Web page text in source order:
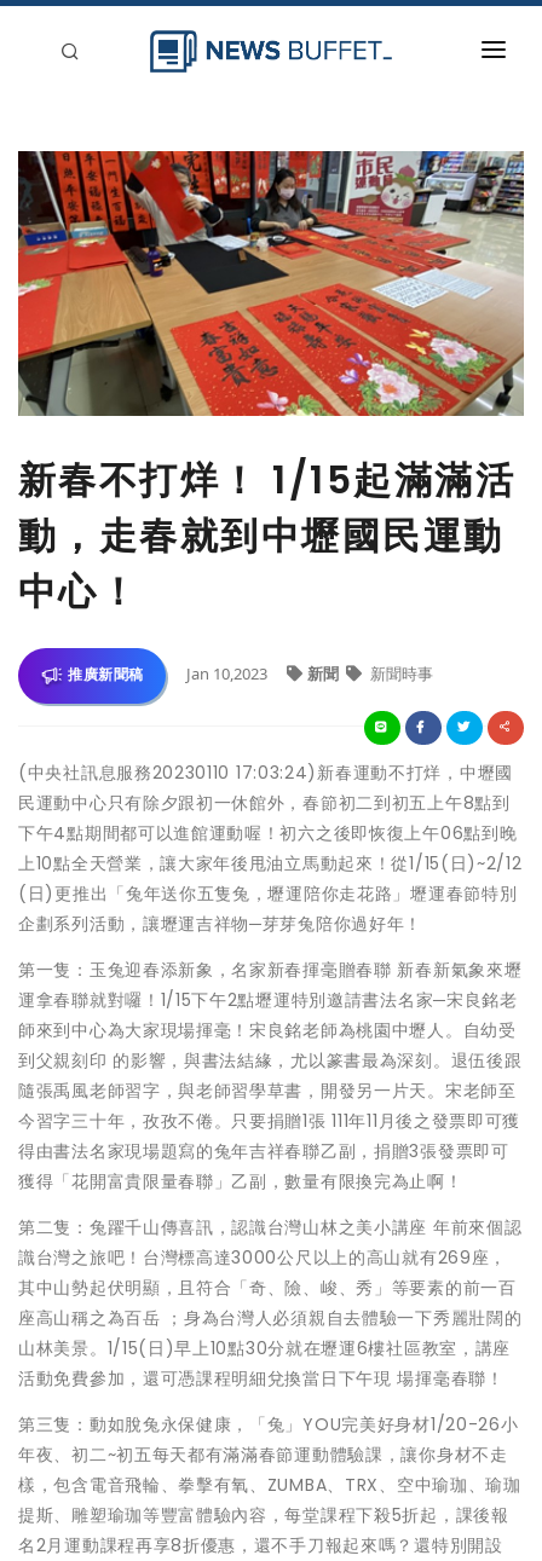
新聞稿分類
登入
刊登
新春不打烊！ 1/15起滿滿活
動，走春就到中壢國民運動
中心！
推廣新聞稿 Jan 10,2023 新聞 新聞時事
(中央社訊息服務20230110 17:03:24)新春運動不打烊，中壢國
民運動中心只有除夕跟初一休館外，春節初二到初五上午8點到
下午4點期間都可以進館運動喔！初六之後即恢復上午06點到晚
上10點全天營業，讓大家年後甩油立馬動起來！從1/15(日)~2/12
(日)更推出「兔年送你五隻兔，壢運陪你走花路」壢運春節特別
企劃系列活動，讓壢運吉祥物─芽芽兔陪你過好年！
第一隻：玉兔迎春添新象，名家新春揮毫贈春聯 新春新氣象來壢
運拿春聯就對囉！1/15下午2點壢運特別邀請書法名家─宋良銘老
師來到中心為大家現場揮毫！宋良銘老師為桃園中壢人。自幼受
到父親刻印 的影響，與書法結緣，尤以篆書最為深刻。退伍後跟
隨張禹風老師習字，與老師習學草書，開發另一片天。宋老師至
今習字三十年，孜孜不倦。只要捐贈1張 111年11月後之發票即可獲
得由書法名家現場題寫的兔年吉祥春聯乙副，捐贈3張發票即可
獲得「花開富貴限量春聯」乙副，數量有限換完為止啊！
第二隻：兔躍千山傳喜訊，認識台灣山林之美小講座 年前來個認
識台灣之旅吧！台灣標高達3000公尺以上的高山就有269座，
其中山勢起伏明顯，且符合「奇、險、峻、秀」等要素的前一百
座高山稱之為百岳 ；身為台灣人必須親自去體驗一下秀麗壯闊的
山林美景。1/15(日)早上10點30分就在壢運6樓社區教室，講座
活動免費參加，還可憑課程明細兌換當日下午現 場揮毫春聯！
第三隻：動如脫兔永保健康，「兔」YOU完美好身材1/20-26小
年夜、初二~初五每天都有滿滿春節運動體驗課，讓你身材不走
樣，包含電音飛輪、拳擊有氧、ZUMBA、TRX、空中瑜珈、瑜珈
提斯、雕塑瑜珈等豐富體驗內容，每堂課程下殺5折起，課後報
名2月運動課程再享8折優惠，還不手刀報起來嗎？還特別開設